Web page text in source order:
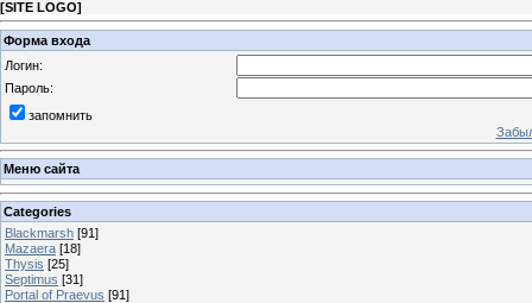
[SITE LOGO]
Форма входа
Логин:
Пароль:
запомнить
Меню сайта
Categories
Blackmarsh [91]
Mazaera [18]
Thysis [25]
Septimus [31]
Portal of Praevus [91]